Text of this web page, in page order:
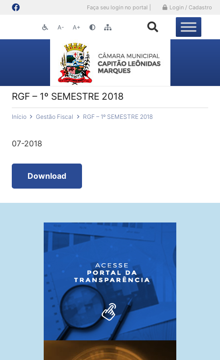
Faça seu login no portal | Login / Cadastro
A- A+
RGF – 1º SEMESTRE 2018
Início Gestão Fiscal RGF – 1º SEMESTRE 2018
07-2018
Download